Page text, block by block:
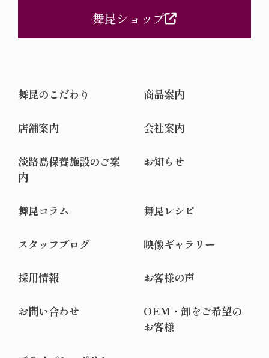
舞昆ショップ
舞昆のこだわり 商品案内
店舗案内 会社案内
淡路島保養施設のご案
内
お知らせ
舞昆コラム 舞昆レシピ
スタッフブログ 映像ギャラリー
採用情報 お客様の声
お問い合わせ
OEM・卸をご希望の
お客様